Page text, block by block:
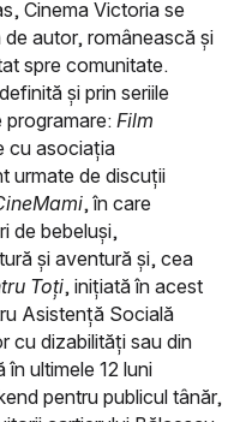
Cinema Victoria se
autor, românească și
spre comunitate.
și prin seriile
Film
cu asociația
urmate de discuții
, în care
de bebeluși,
și aventură și, cea
Toți, inițiată în acest
Asistență Socială
cu dizabilități sau din
în ultimele 12 luni
pentru publicul tânăr,